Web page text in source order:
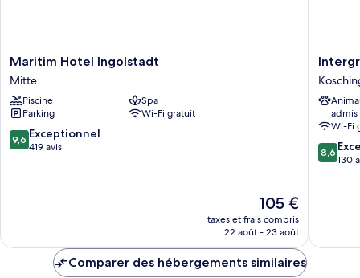
Maritim
Hotel
Ingolstadt
Mitte
Maritim Hotel Ingolstadt
Mitte
Piscine
Spa
Parking
Wi-Fi gratuit
9.6
sur
9,6 Exceptionnel
419 avis
Le
nouveau
prix
de
105 €
taxes et frais compris
22 août - 23 août
Business
&
Design
Hotel
admis
Wi-Fi
8.6
sur
8,6
130
Comparer des hébergements similaires